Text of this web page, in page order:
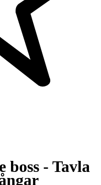
boss - Tavla